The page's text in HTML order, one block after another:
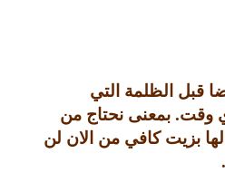
قبل الظلمة التي
وقت. بمعنى نحتاج من
بزيت كافي من الان لن
.